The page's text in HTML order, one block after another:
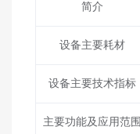
简介
设备主要耗材
设备主要技术指标
主要功能及应用范围